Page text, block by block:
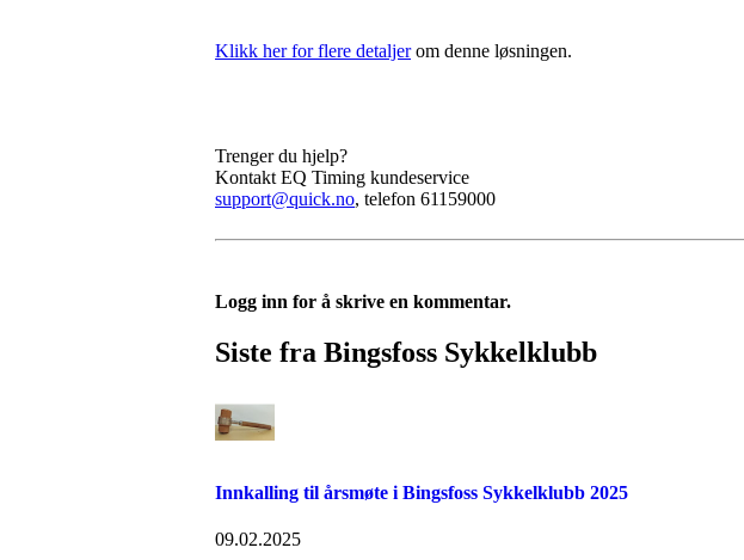
Klikk her for flere detaljerom denne løsningen.
Trenger du hjelp?
Kontakt EQ Timing kundeservice
support@quick.no, telefon 61159000
Logg inn for å skrive en kommentar.
Siste fra Bingsfoss Sykkelklubb
Innkalling til årsmøte i Bingsfoss Sykkelklubb 2025
09.02.2025